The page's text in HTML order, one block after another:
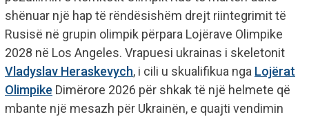
shënuar një hap të rëndësishëm drejt riintegrimit të
Rusisë në grupin olimpik përpara Lojërave Olimpike
2028 në Los Angeles. Vrapuesi ukrainas i skeletonit
Vladyslav Heraskevych, i cili u skualifikua nga Lojërat
Olimpike Dimërore 2026 për shkak të një helmete që
mbante një mesazh për Ukrainën, e quajti vendimin